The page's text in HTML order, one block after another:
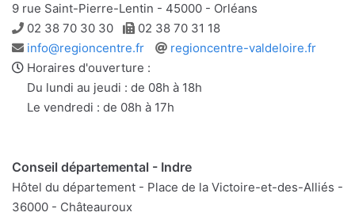
9 rue Saint-Pierre-Lentin - 45000 - Orléans
Téléphone
02 38 70 30 30 Télécopie
02 38 70 31 18
Adresse
e-
mail
info@regioncentre.fr
Site
regioncentre-valdeloire.fr
Horaires d'ouverture :
Du lundi au jeudi : de 08h à 18h
Le vendredi : de 08h à 17h
Conseil départemental - Indre
Hôtel du département - Place de la Victoire-et-des-Alliés -
36000 - Châteauroux